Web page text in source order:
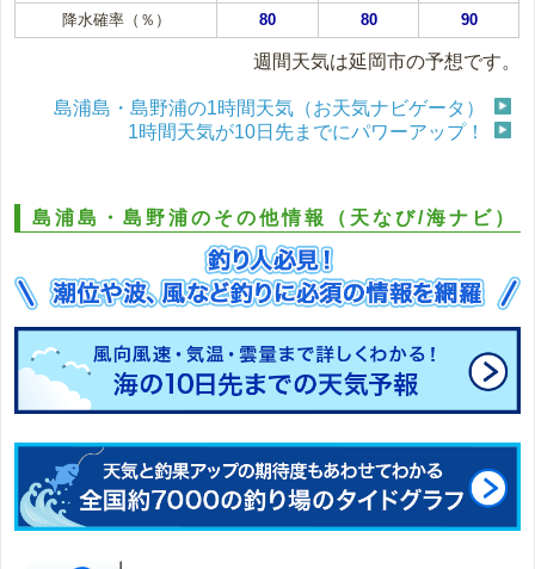
降水確率（％）
80 80 90
週間天気は延岡市の予想です。
島浦島・島野浦の1時間天気（お天気ナビゲータ）
1時間天気が10日先までにパワーアップ！
島浦島・島野浦のその他情報（天なび/海ナビ）